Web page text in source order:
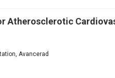
Atherosclerotic
Avancerad